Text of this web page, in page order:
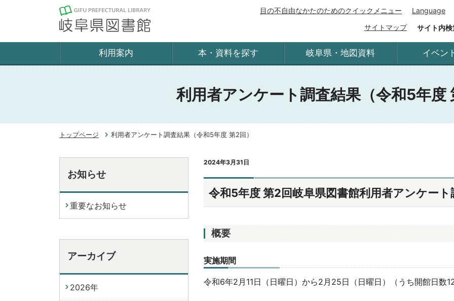
目の不自由なかたのためのクイックメニュー
Language
サイトマップ
サイト内検
利用案内 本・資料を探す 岐阜県・地図資料 イベン
利用者アンケート調査結果（令和5年度
トップページ 利用者アンケート調査結果（令和5年度 第2回）
2024年3月31日
令和5年度 第2回岐阜県図書館利用者アンケート
概要
実施期間
令和6年2月11日（日曜日）から2月25日（日曜日）（うち開館日数
お知らせ
重要なお知らせ
アーカイブ
2026年